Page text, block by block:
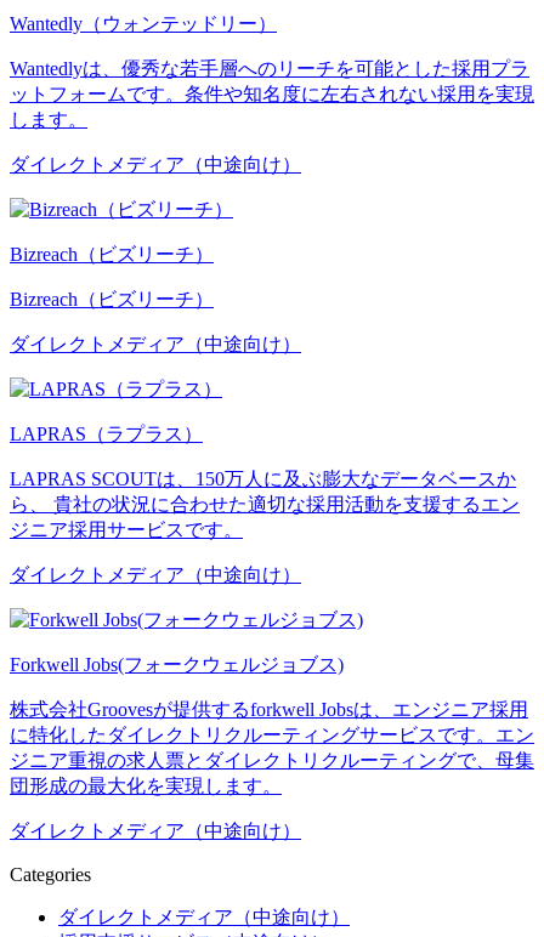
Wantedly（ウォンテッドリー）
Wantedlyは、優秀な若手層へのリーチを可能とした採用プラ
ットフォームです。条件や知名度に左右されない採用を実現
します。
ダイレクトメディア（中途向け）
Bizreach（ビズリーチ）
Bizreach（ビズリーチ）
ダイレクトメディア（中途向け）
LAPRAS（ラプラス）
LAPRAS SCOUTは、150万人に及ぶ膨大なデータベースか
ら、 貴社の状況に合わせた適切な採用活動を支援するエン
ジニア採用サービスです。
ダイレクトメディア（中途向け）
Forkwell Jobs(フォークウェルジョブス)
株式会社Groovesが提供するforkwell Jobsは、エンジニア採用
に特化したダイレクトリクルーティングサービスです。エン
ジニア重視の求人票とダイレクトリクルーティングで、母集
団形成の最大化を実現します。
ダイレクトメディア（中途向け）
Categories
ダイレクトメディア（中途向け）